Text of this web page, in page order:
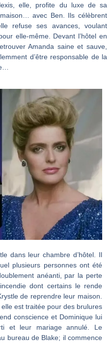
elle, profite du luxe de sa
avec Ben. Ils célèbrent
refuse ses avances, voulant
elle-même. Devant l’hôtel en
Amanda saine et sauve,
d’être responsable de la
dans leur chambre d’hôtel. Il
plusieurs personnes ont été
anéanti, par la perte
dont certains le rende
de reprendre leur maison.
est traitée pour des brulures
conscience et Dominique lui
et leur mariage annulé. Le
bureau de Blake; il commence